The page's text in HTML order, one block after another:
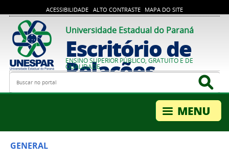
ACESSIBILIDADE ALTO CONTRASTE MAPA DO SITE
Universidade Estadual do Paraná
Escritório de
Relações
Internacionais
ENSINO SUPERIOR PÚBLICO, GRATUITO E DE
QUALIDADE
Busca
GENERAL